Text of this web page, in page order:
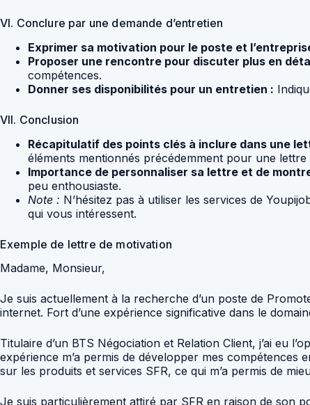
VI. Conclure par une demande d’entretien
Exprimer sa motivation pour le poste et
Proposer une rencontre pour discuter plus en
compétences.
Donner ses disponibilités pour un entretien :
VII. Conclusion
Récapitulatif des points clés à inclure dans une
éléments mentionnés précédemment pour une
Importance de personnaliser sa lettre et de
peu enthousiaste.
Note : N’hésitez pas à utiliser les services de
qui vous intéressent.
Exemple de lettre de motivation
Madame, Monsieur,
Je suis actuellement à la recherche d’un poste de
internet. Fort d’une expérience significative dans le
Titulaire d’un BTS Négociation et Relation Client, j’ai eu
expérience m’a permis de développer mes compétences
sur les produits et services SFR, ce qui m’a permis de
Je suis particulièrement attiré par SFR en raison de son